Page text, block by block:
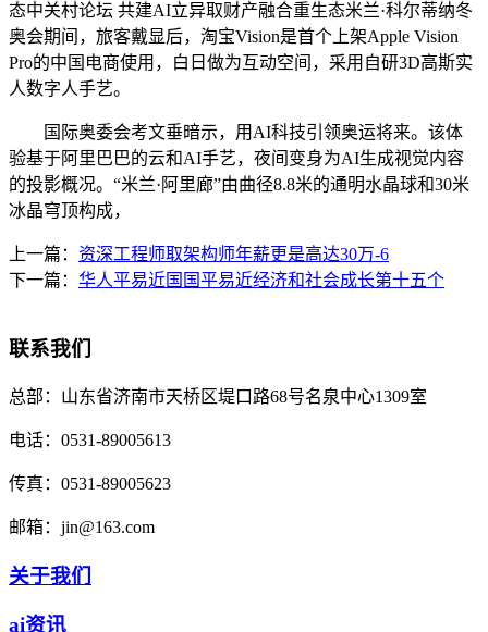
态中关村论坛 共建AI立异取财产融合重生态米兰·科尔蒂纳冬
奥会期间，旅客戴显后，淘宝Vision是首个上架Apple Vision
Pro的中国电商使用，白日做为互动空间，采用自研3D高斯实
人数字人手艺。
国际奥委会考文垂暗示，用AI科技引领奥运将来。该体
验基于阿里巴巴的云和AI手艺，夜间变身为AI生成视觉内容
的投影概况。“米兰·阿里廊”由曲径8.8米的通明水晶球和30米
冰晶穹顶构成，
上一篇： 资深工程师取架构师年薪更是高达30万-6
下一篇： 华人平易近国国平易近经济和社会成长第十五个
联系我们
总部： 山东省济南市天桥区堤口路68号名泉中心1309室
电话： 0531-89005613
传真： 0531-89005623
邮箱： jin@163.com
关于我们
ai资讯